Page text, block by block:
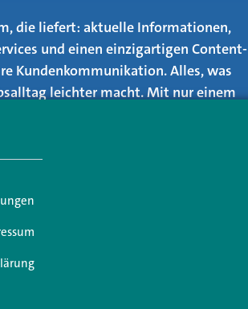
die liefert: aktuelle Informationen,
und einen einzigartigen Content-
Kundenkommunikation. Alles, was
leichter macht. Mit nur einem